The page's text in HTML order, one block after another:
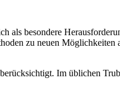
besondere
zu neuen
Im üblichen